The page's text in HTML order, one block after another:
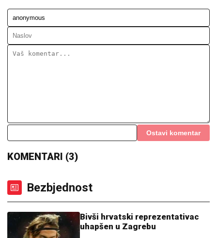
Ostavi komentar
KOMENTARI (3)
Bezbjednost
Bivši hrvatski reprezentativac
uhapšen u Zagrebu